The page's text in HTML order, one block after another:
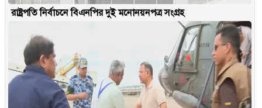
রাষ্ট্রপতি নির্বাচনে বিএনপির দুই মনোনয়নপত্র সংগ্রহ